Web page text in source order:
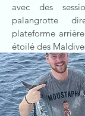
avec des
palangrotte
plateforme
étoilé des